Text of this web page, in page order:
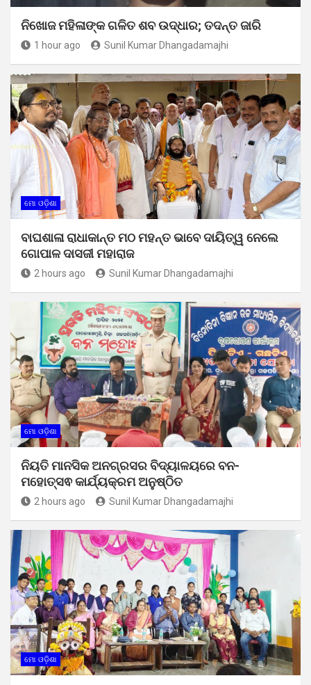
ନିଖୋଜ ମହିଳାଙ୍କ ଗଳିତ ଶବ ଉଦ୍ଧାର; ତଦନ୍ତ ଜାରି
1 hour ago Sunil Kumar Dhangadamajhi
ମୋ ଓଡ଼ିଶା
ବାଘଶାଳା ରାଧାକାନ୍ତ ମଠ ମହନ୍ତ ଭାବେ ଦାୟିତ୍ୱ ନେଲେ
ଗୋପାଳ ଦାସଜୀ ମହାରାଜ
2 hours ago Sunil Kumar Dhangadamajhi
ମୋ ଓଡ଼ିଶା
ନିୟତି ମାନସିକ ଅନଗ୍ରସର ବିଦ୍ୟାଳୟରେ ବନ-
ମହୋତ୍ସଵ କାର୍ଯ୍ୟକ୍ରମ ଅନୁଷ୍ଠିତ
2 hours ago Sunil Kumar Dhangadamajhi
ମୋ ଓଡ଼ିଶା